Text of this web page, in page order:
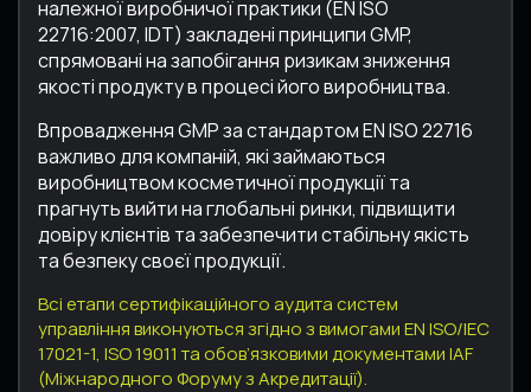
належної виробничої практики (EN ISO
22716:2007, IDT) закладені принципи GMP,
спрямовані на запобігання ризикам зниження
якості продукту в процесі його виробництва.
Впровадження GMP за стандартом EN ISO 22716
важливо для компаній, які займаються
виробництвом косметичної продукції та
прагнуть вийти на глобальні ринки, підвищити
довіру клієнтів та забезпечити стабільну якість
та безпеку своєї продукції.
Всі етапи сертифікаційного аудита систем
управління виконуються згідно з вимогами EN ISO/IEC
17021-1, ISO 19011 та обов’язковими документами IAF
(Міжнародного Форуму з Акредитації).